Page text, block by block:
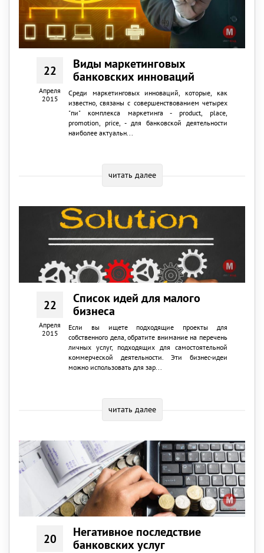
22
Апреля
2015
Виды маркетинговых
банковских инноваций
Среди маркетинговых инноваций, которые, как
известно, связаны с совершенствованием четырех
"пи" комплекса маркетинга - product, place,
promotion, price, - для банковской деятельности
наиболее актуальн...
читать далее
22
Апреля
2015
Список идей для малого
бизнеса
Если вы ищете подходящие проекты для
собственного дела, обратите внимание на перечень
личных услуг, подходящих для самостоятельной
коммерческой деятельности. Эти бизнес-идеи
можно использовать для зар...
читать далее
20
Негативное последствие
банковских услуг